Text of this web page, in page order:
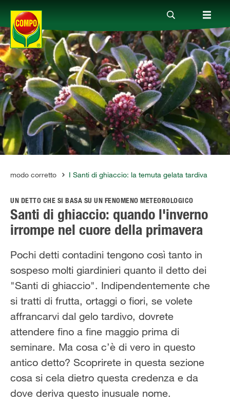
Prodotti
Magazine
Mondi Tematici
Info
Chi siamo
Solo il meglio!
modo corretto I Santi di ghiaccio: la temuta gelata tardiva
UN DETTO CHE SI BASA SU UN FENOMENO METEOROLOGICO
Santi di ghiaccio: quando l'inverno
irrompe nel cuore della primavera
Pochi detti contadini tengono così tanto in
sospeso molti giardinieri quanto il detto dei
"Santi di ghiaccio". Indipendentemente che
si tratti di frutta, ortaggi o fiori, se volete
affrancarvi dal gelo tardivo, dovrete
attendere fino a fine maggio prima di
seminare. Ma cosa c’è di vero in questo
antico detto? Scoprirete in questa sezione
cosa si cela dietro questa credenza e da
dove deriva questo inusuale nome.